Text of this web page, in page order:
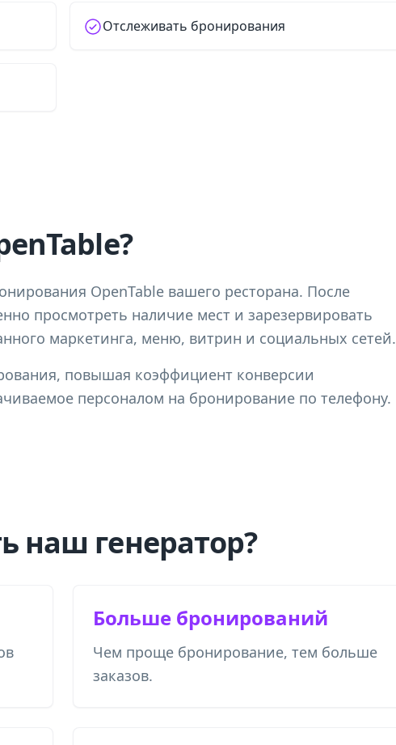
Отслеживать бронирования
OpenTable вашего ресторана. После
просмотреть наличие мест и зарезервировать
маркетинга, меню, витрин и социальных сетей.
повышая коэффициент конверсии
персоналом на бронирование по телефону.
наш генератор?
Больше бронирований
Чем проще бронирование, тем больше
заказов.